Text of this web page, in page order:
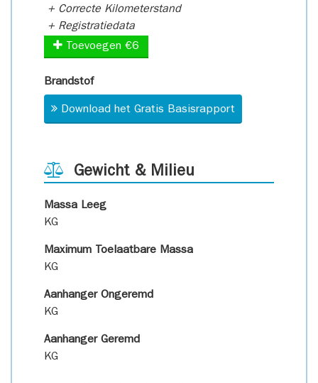
+ Correcte Kilometerstand
+ Registratiedata
Toevoegen €6
Brandstof
Download het Gratis Basisrapport
Gewicht & Milieu
Massa Leeg
KG
Maximum Toelaatbare Massa
KG
Aanhanger Ongeremd
KG
Aanhanger Geremd
KG